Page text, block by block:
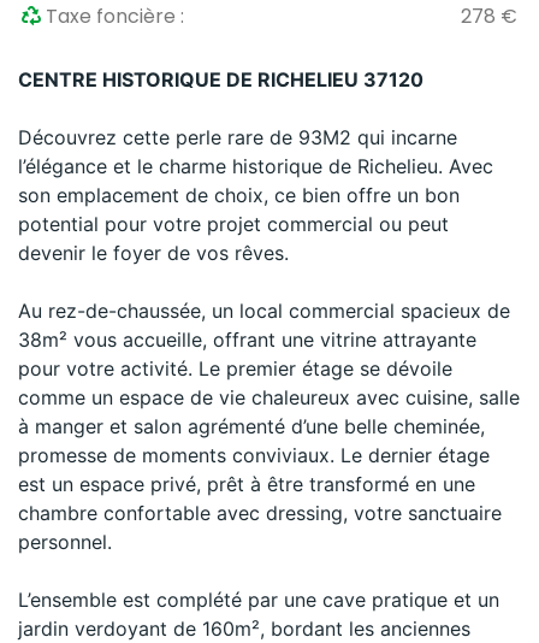
Taxe foncière :
278 €
CENTRE HISTORIQUE DE RICHELIEU 37120
Découvrez cette perle rare de 93M2 qui incarne
l’élégance et le charme historique de Richelieu. Avec
son emplacement de choix, ce bien offre un bon
potential pour votre projet commercial ou peut
devenir le foyer de vos rêves.
Au rez-de-chaussée, un local commercial spacieux de
38m² vous accueille, offrant une vitrine attrayante
pour votre activité. Le premier étage se dévoile
comme un espace de vie chaleureux avec cuisine, salle
à manger et salon agrémenté d’une belle cheminée,
promesse de moments conviviaux. Le dernier étage
est un espace privé, prêt à être transformé en une
chambre confortable avec dressing, votre sanctuaire
personnel.
L’ensemble est complété par une cave pratique et un
jardin verdoyant de 160m², bordant les anciennes